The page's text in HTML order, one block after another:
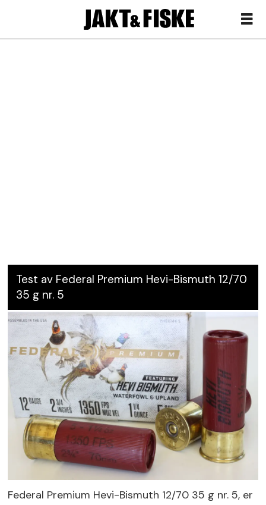
Test av Federal Premium Hevi-Bismuth 12/70
35 g nr. 5
Federal Premium Hevi-Bismuth 12/70 35 g nr. 5, er